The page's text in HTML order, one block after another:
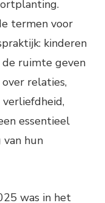
termen voor
kinderen
de ruimte geven
relaties,
essentieel
hun
was in het